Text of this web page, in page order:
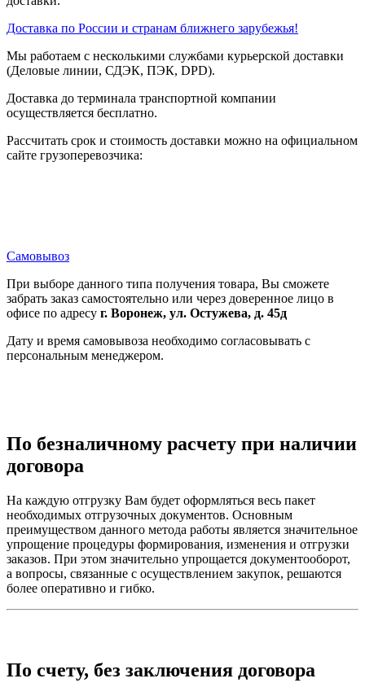
Доставка по России и странам ближнего зарубежья!
Мы работаем с несколькими службами курьерской доставки
(Деловые линии, СДЭК, ПЭК, DPD).
Доставка до терминала транспортной компании
осуществляется бесплатно.
Рассчитать срок и стоимость доставки можно на официальном
сайте грузоперевозчика:
Самовывоз
При выборе данного типа получения товара, Вы сможете
забрать заказ самостоятельно или через доверенное лицо в
офисе по адресу г. Воронеж, ул. Остужева, д. 45д
Дату и время самовывоза необходимо согласовывать с
персональным менеджером.
По безналичному расчету при наличии
договора
На каждую отгрузку Вам будет оформляться весь пакет
необходимых отгрузочных документов. Основным
преимуществом данного метода работы является значительное
упрощение процедуры формирования, изменения и отгрузки
заказов. При этом значительно упрощается документооборот,
а вопросы, связанные с осуществлением закупок, решаются
более оперативно и гибко.
По счету, без заключения договора